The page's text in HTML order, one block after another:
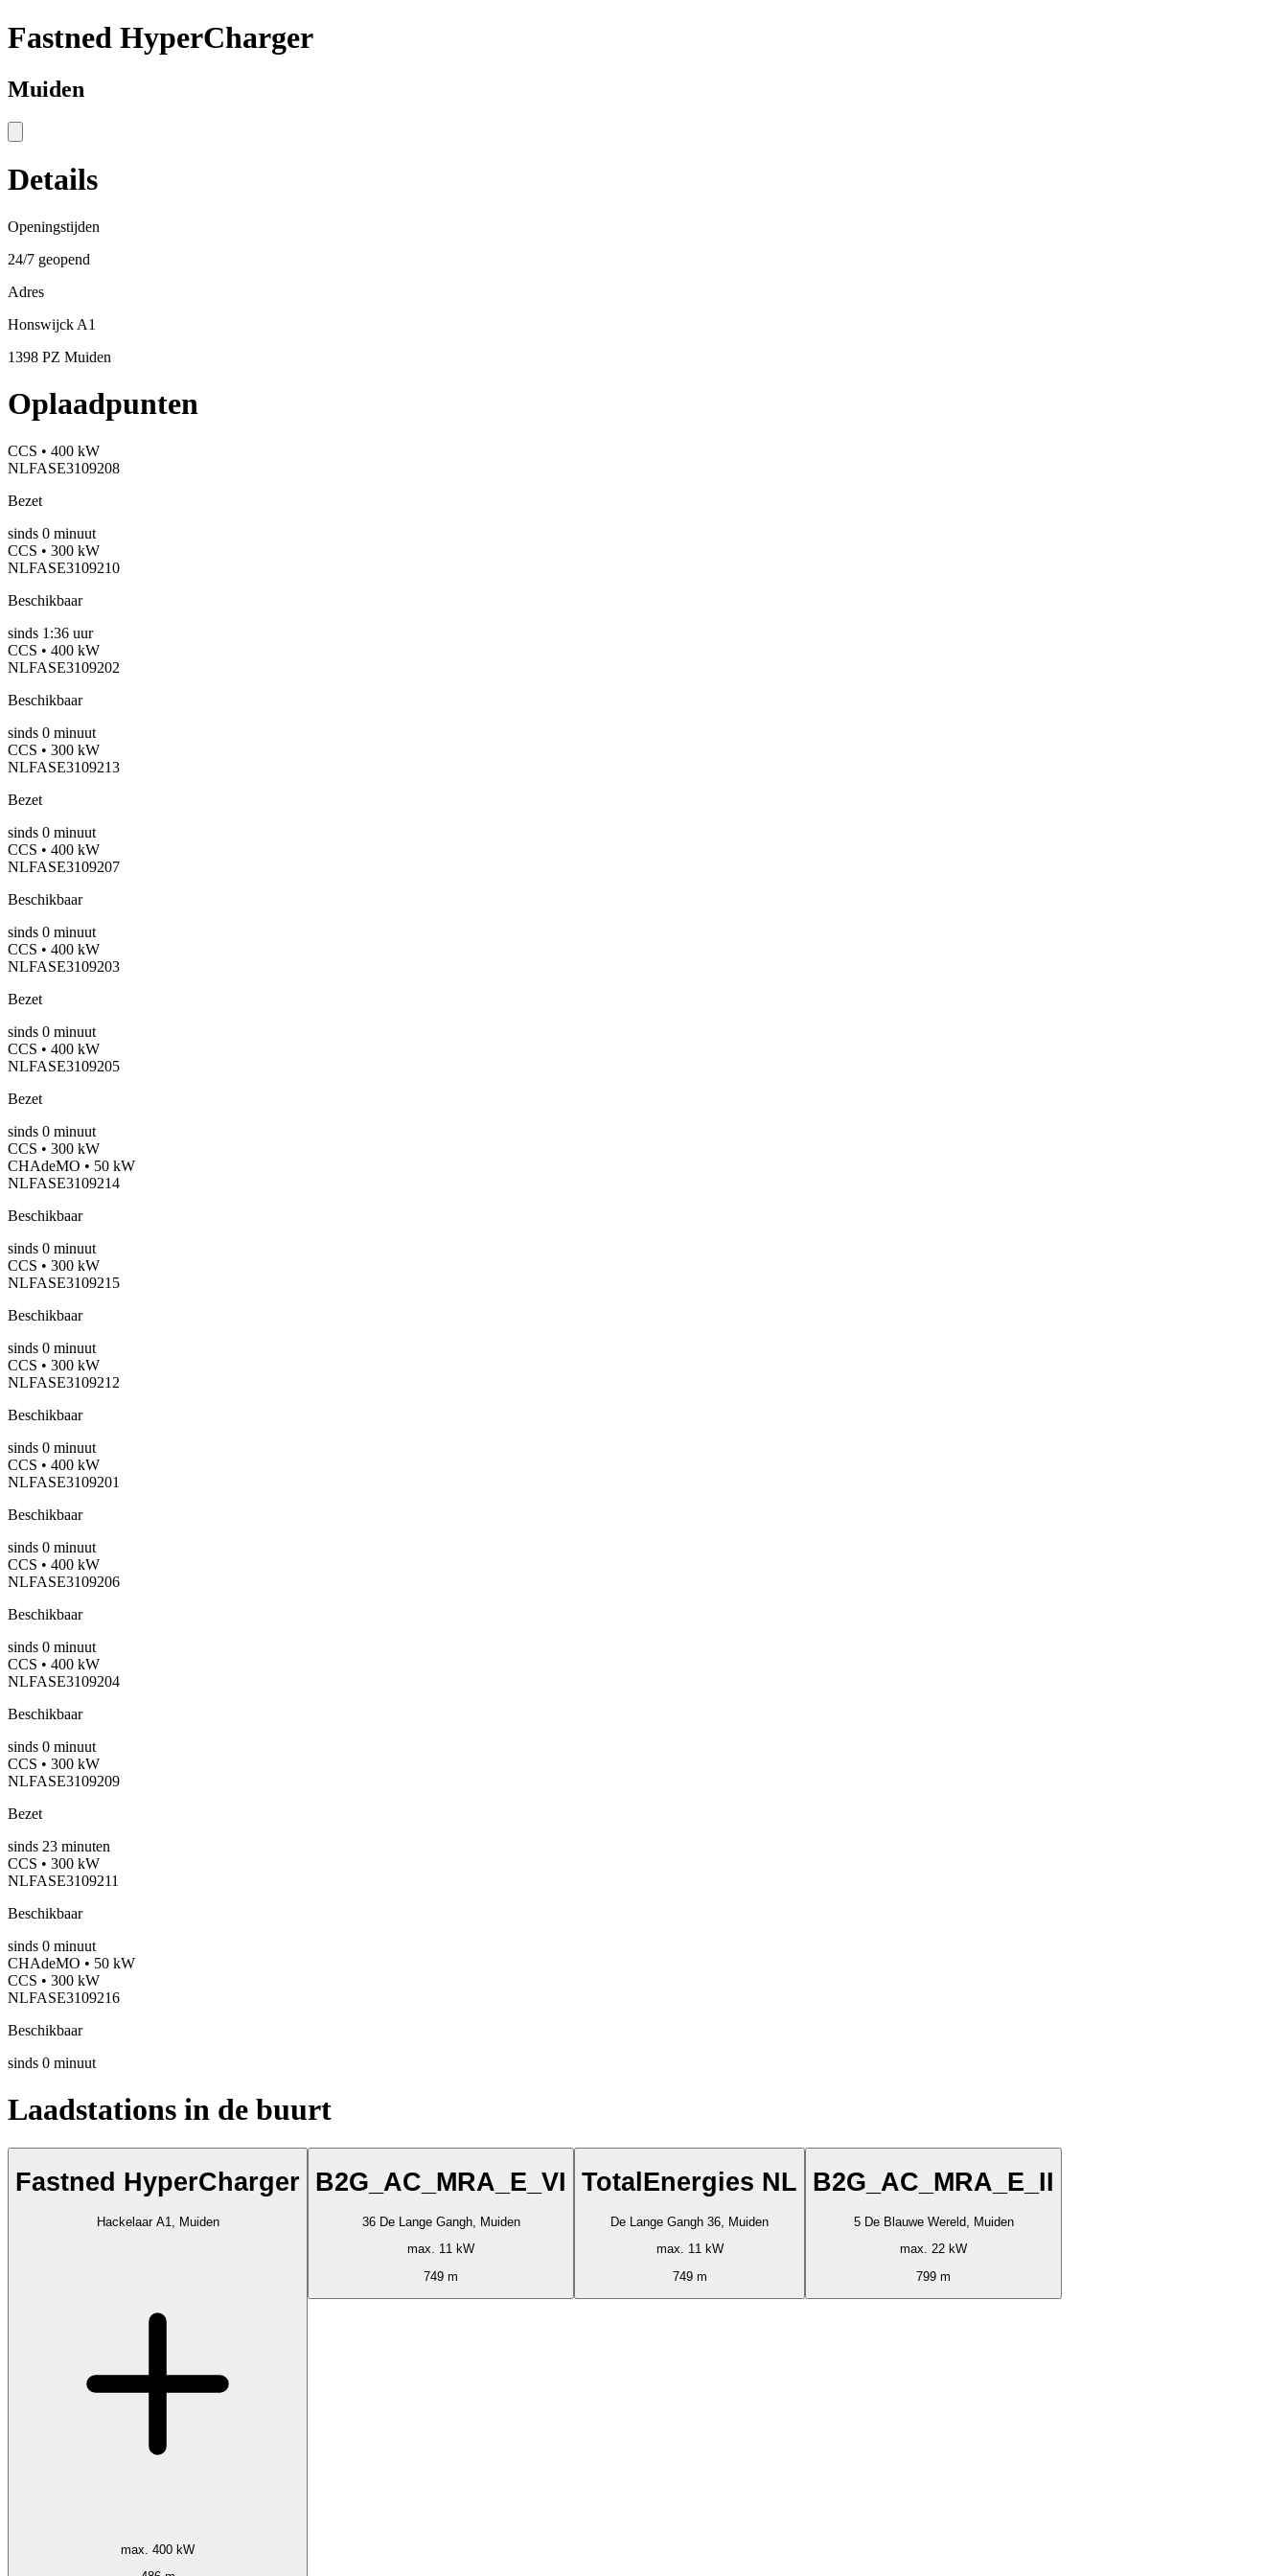
Fastned HyperCharger
Muiden
Details
Openingstijden
24/7 geopend
Adres
Honswijck A1
1398 PZ Muiden
Oplaadpunten
CCS • 400 kW
NLFASE3109208
Bezet
sinds 0 minuut
CCS • 300 kW
NLFASE3109210
Beschikbaar
sinds 1:36 uur
CCS • 400 kW
NLFASE3109202
Beschikbaar
sinds 0 minuut
CCS • 300 kW
NLFASE3109213
Bezet
sinds 0 minuut
CCS • 400 kW
NLFASE3109207
Beschikbaar
sinds 0 minuut
CCS • 400 kW
NLFASE3109203
Bezet
sinds 0 minuut
CCS • 400 kW
NLFASE3109205
Bezet
sinds 0 minuut
CCS • 300 kW
CHAdeMO • 50 kW
NLFASE3109214
Beschikbaar
sinds 0 minuut
CCS • 300 kW
NLFASE3109215
Beschikbaar
sinds 0 minuut
CCS • 300 kW
NLFASE3109212
Beschikbaar
sinds 0 minuut
CCS • 400 kW
NLFASE3109201
Beschikbaar
sinds 0 minuut
CCS • 400 kW
NLFASE3109206
Beschikbaar
sinds 0 minuut
CCS • 400 kW
NLFASE3109204
Beschikbaar
sinds 0 minuut
CCS • 300 kW
NLFASE3109209
Bezet
sinds 23 minuten
CCS • 300 kW
NLFASE3109211
Beschikbaar
sinds 0 minuut
CHAdeMO • 50 kW
CCS • 300 kW
NLFASE3109216
Beschikbaar
sinds 0 minuut
Laadstations in de buurt
Fastned HyperCharger
Hackelaar A1, Muiden
max. 400 kW
B2G_AC_MRA_E_VI
36 De Lange Gangh, Muiden
max. 11 kW
749 m
TotalEnergies NL
De Lange Gangh 36, Muiden
max. 11 kW
749 m
B2G_AC_MRA_E_II
5 De Blauwe Wereld, Muiden
max. 22 kW
799 m